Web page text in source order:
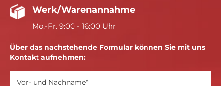
Werk/Warenannahme
Mo.-Fr. 9:00 - 16:00 Uhr
Über das nachstehende Formular können Sie mit uns
Kontakt aufnehmen: